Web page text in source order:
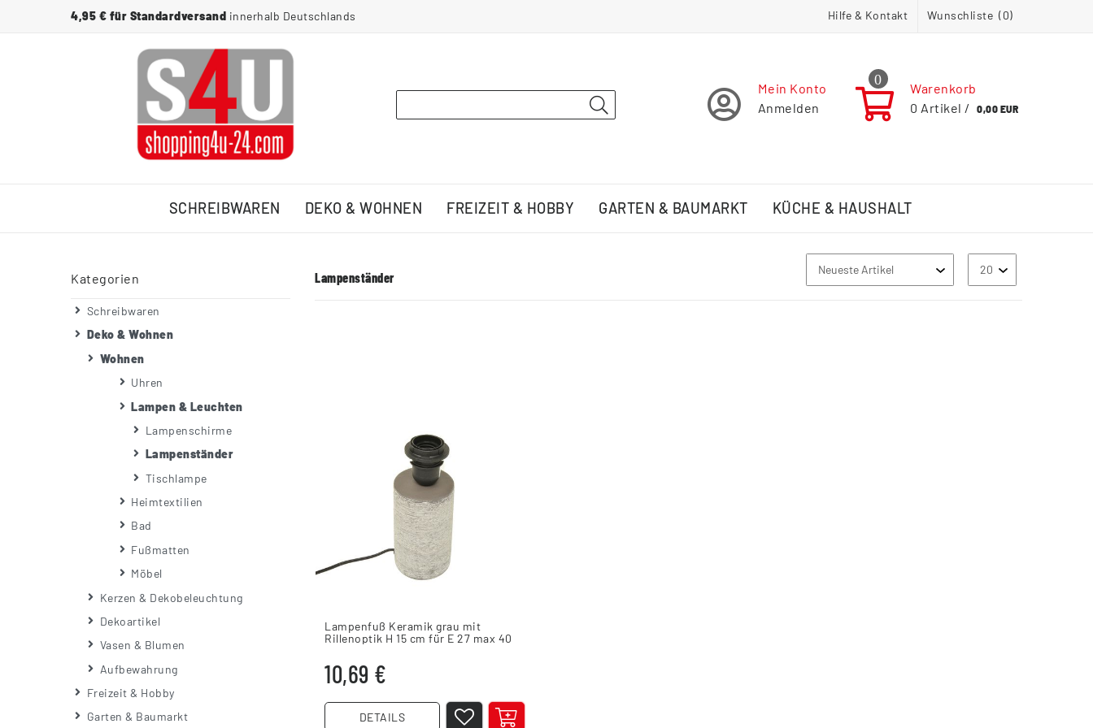
4,95 € für Standardversand innerhalb Deutschlands Hilfe & Kontakt Wunschliste (0)
Mein Konto
Anmelden
0
Warenkorb
0 Artikel / 0,00 EUR
SCHREIBWAREN DEKO & WOHNEN FREIZEIT & HOBBY GARTEN & BAUMARKT KÜCHE & HAUSHALT
Kategorien
Schreibwaren
Deko & Wohnen
Wohnen
Uhren
Lampen & Leuchten
Lampenschirme
Lampenständer
Tischlampe
Heimtextilien
Bad
Fußmatten
Möbel
Kerzen & Dekobeleuchtung
Dekoartikel
Vasen & Blumen
Aufbewahrung
Freizeit & Hobby
Garten & Baumarkt
Lampenständer
Lampenfuß Keramik grau mit
Rillenoptik H 15 cm für E 27 max 40
10,69 €
DETAILS